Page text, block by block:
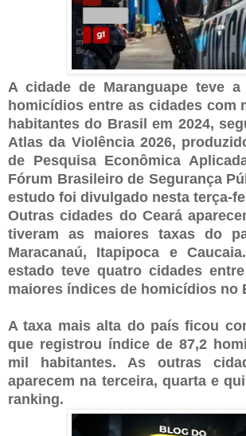
A cidade de Maranguape teve
homicídios entre as cidades com
habitantes do Brasil em 2024,
Atlas da Violência 2026,
de Pesquisa Econômica
Fórum Brasileiro de Segurança
estudo foi divulgado nesta terça-
Outras cidades do Ceará
tiveram as maiores taxas do
Maracanaú, Itapipoca e
estado teve quatro cidades
maiores índices de homicídios no
A taxa mais alta do país ficou
que registrou índice de 87,2
mil habitantes. As outras
aparecem na terceira, quarta e
ranking.